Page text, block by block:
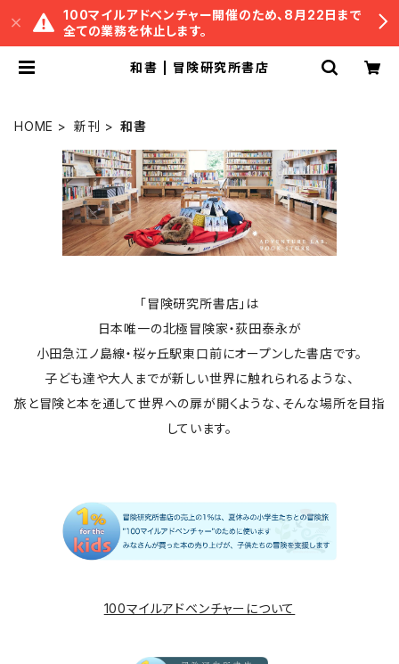
100マイルアドベンチャー開催のため、8月22日まで
全ての業務を休止します。
和書 | 冒険研究所書店
HOME 新刊 和書
「冒険研究所書店」は
日本唯一の北極冒険家・荻田泰永が
小田急江ノ島線・桜ヶ丘駅東口前にオープンした書店です。
子ども達や大人までが新しい世界に触れられるような、
旅と冒険と本を通して世界への扉が開くような、そんな場所を目指
しています。
100マイルアドベンチャーについて